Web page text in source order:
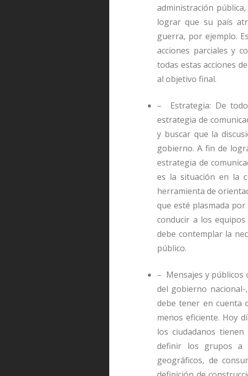
administración
lograr que su país
guerra, por ejemplo.
acciones parciales y
todas estas acciones
al objetivo final.
– Estrategia: De
estrategia de
y buscar que la
gobierno. A fin de
estrategia de
es la situación en la
herramienta de
que esté plasmada
conducir a los
debe contemplar la
público.
– Mensajes y públicos
del gobierno
debe tener en cuenta
menos eficiente. Hoy
los ciudadanos
definir los grupos a
geográficos, de